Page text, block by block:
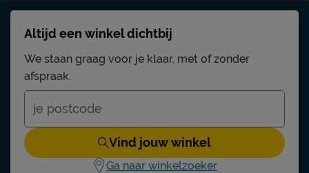
Altijd een winkel dichtbij
We staan graag voor je klaar, met of zonder
afspraak.
Vind jouw winkel
Ga naar winkelzoeker